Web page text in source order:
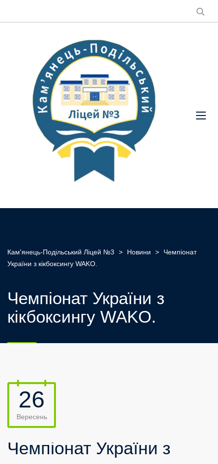
Кам'янець-Подільський Ліцей №3 > Новини >
Чемпіонат
України з кікбоксингу WAKO.
Чемпіонат України з
кікбоксингу WAKO.
26
Вересень
Чемпіонат України з